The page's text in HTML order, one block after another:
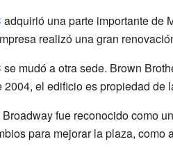
adquirió una parte importante de
realizó una gran
mudó a otra sede. Brown
2004, el edificio es propiedad de
fue reconocido como
para mejorar la plaza, como